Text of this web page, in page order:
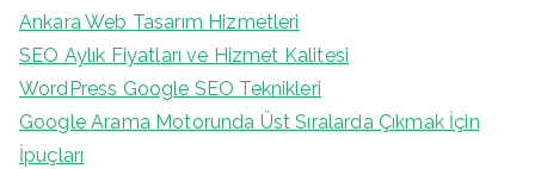
Ankara Web Tasarım Hizmetleri
SEO Aylık Fiyatları ve Hizmet Kalitesi
WordPress Google SEO Teknikleri
Google Arama Motorunda Üst Sıralarda Çıkmak İçin
İpuçları